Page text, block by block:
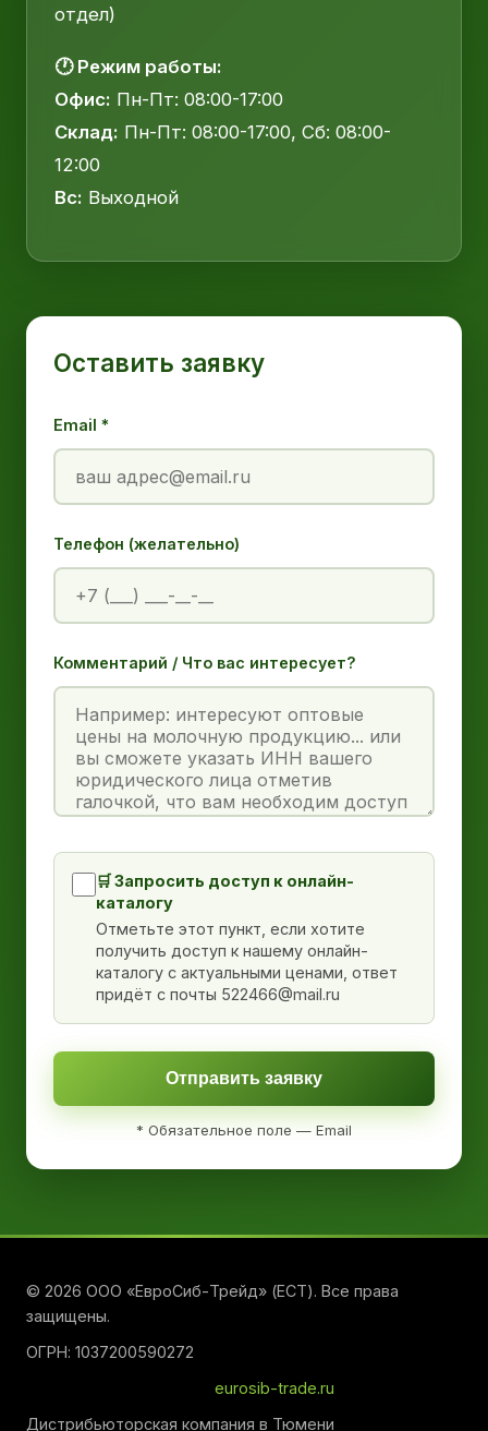
отдел)
🕐 Режим работы:
Офис: Пн-Пт: 08:00-17:00
Склад: Пн-Пт: 08:00-17:00, Сб: 08:00-
12:00
Вс: Выходной
Оставить заявку
Email *
Телефон (желательно)
Комментарий / Что вас интересует?
🛒 Запросить доступ к онлайн-
каталогу
Отметьте этот пункт, если хотите
получить доступ к нашему онлайн-
каталогу с актуальными ценами, ответ
придёт с почты 522466@mail.ru
Отправить заявку
* Обязательное поле — Email
© 2026 ООО «ЕвроСиб-Трейд» (ЕСТ). Все права
защищены.
ОГРН: 1037200590272
eurosib-trade.ru
Дистрибьюторская компания в Тюмени